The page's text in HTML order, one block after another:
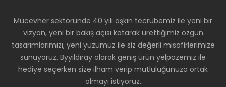
Mücevher sektöründe 40 yılı aşkın tecrübemiz ile yeni bir
vizyon, yeni bir bakış açısı katarak ürettiğimiz özgün
tasarımlarımızı, yeni yüzümüz ile siz değerli misafirlerimize
sunuyoruz. Byyıldıray olarak geniş ürün yelpazemiz ile
hediye seçerken size ilham verip mutluluğunuza ortak
olmayı istiyoruz.